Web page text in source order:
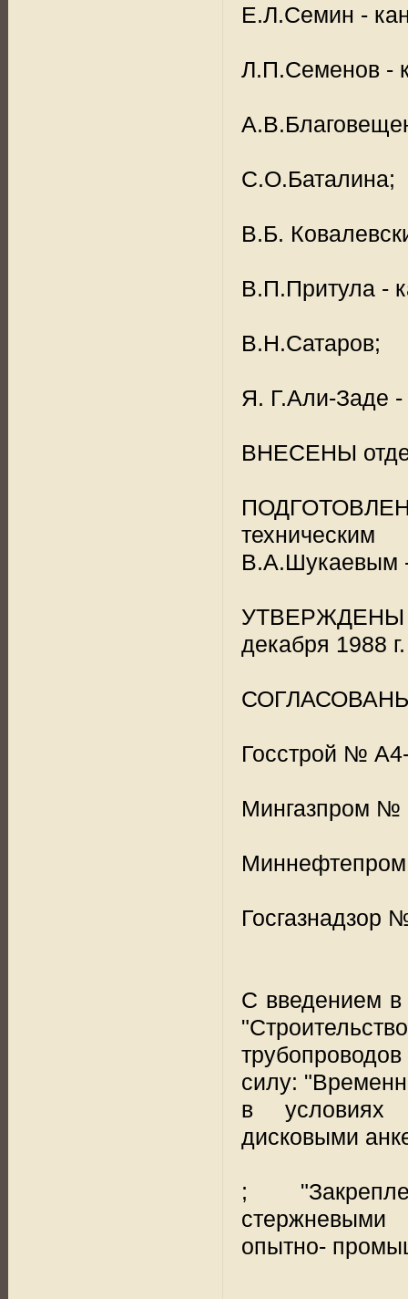
Е.Л.Семин -
Л.П.Семенов -
С.О.Баталина;
В.Б.
В.П.Притула -
В.Н.Сатаров;
Я. Г.Али-Заде -
ВНЕСЕНЫ
В.А.Шукаевым
УТВЕРЖДЕНЫ
декабря 1988 г.
Госстрой №
Мингазпром №
Миннефтепром
Госгазнадзор
С введением в
силу:
в условиях
дисковыми
;
опытно-